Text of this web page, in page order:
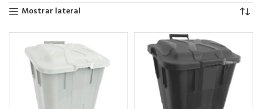
Mostrar lateral